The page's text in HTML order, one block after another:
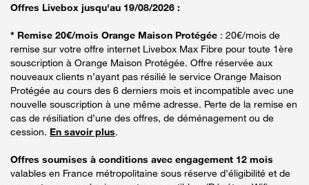
Offres Livebox jusqu'au 19/08/2026 :
* Remise 20€/mois Orange Maison Protégée : 20€/mois de
remise sur votre offre internet Livebox Max Fibre pour toute 1ère
souscription à Orange Maison Protégée. Offre réservée aux
nouveaux clients n’ayant pas résilié le service Orange Maison
Protégée au cours des 6 derniers mois et incompatible avec une
nouvelle souscription à une même adresse. Perte de la remise en
cas de résiliation d’une des offres, de déménagement ou de
cession. En savoir plus.
Offres soumises à conditions avec engagement 12 mois
valables en France métropolitaine sous réserve d’éligibilité et de